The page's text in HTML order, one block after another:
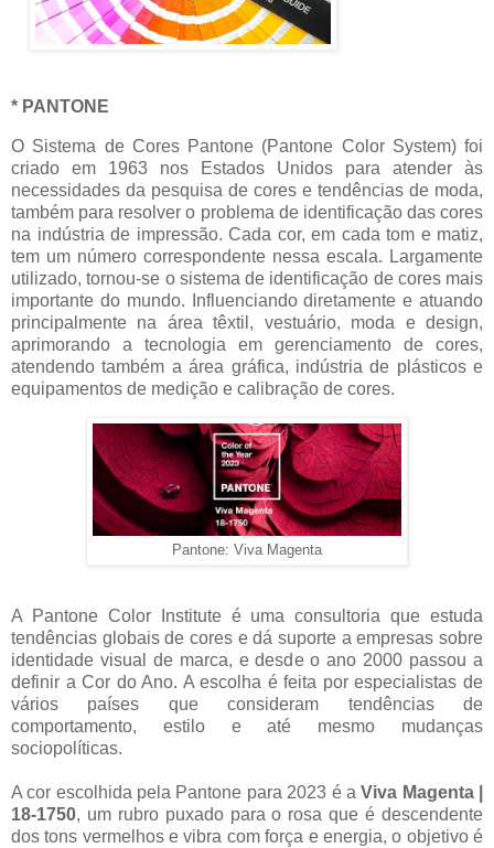
* PANTONE
O Sistema de Cores Pantone (Pantone Color System) foi
criado em 1963 nos Estados Unidos para atender às
necessidades da pesquisa de cores e tendências de moda,
também para resolver o problema de identificação das cores
na indústria de impressão. Cada cor, em cada tom e matiz,
tem um número correspondente nessa escala. Largamente
utilizado, tornou-se o sistema de identificação de cores mais
importante do mundo. Influenciando diretamente e atuando
principalmente na área têxtil, vestuário, moda e design,
aprimorando a tecnologia em gerenciamento de cores,
atendendo também a área gráfica, indústria de plásticos e
equipamentos de medição e calibração de cores.
Pantone: Viva Magenta
A Pantone Color Institute é uma consultoria que estuda
tendências globais de cores e dá suporte a empresas sobre
identidade visual de marca, e desde o ano 2000 passou a
definir a Cor do Ano. A escolha é feita por especialistas de
vários países que consideram tendências de
comportamento, estilo e até mesmo mudanças
sociopolíticas.
A cor escolhida pela Pantone para 2023 é a Viva Magenta |
18-1750, um rubro puxado para o rosa que é descendente
dos tons vermelhos e vibra com força e energia, o objetivo é